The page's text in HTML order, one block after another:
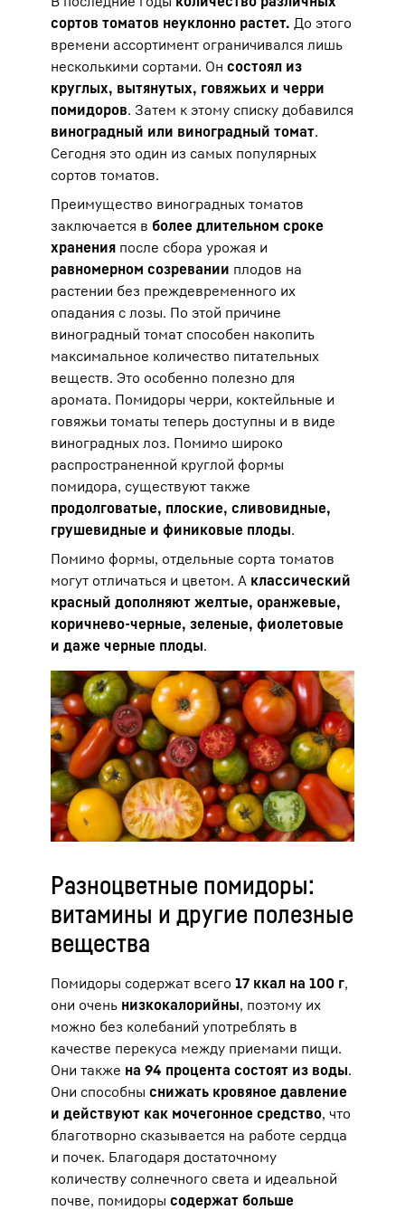
сортов томатов неуклонно растет. До этого
времени ассортимент ограничивался лишь
несколькими сортами. Он состоял из
круглых, вытянутых, говяжьих и черри
помидоров. Затем к этому списку добавился
виноградный или виноградный томат.
Сегодня это один из самых популярных
сортов томатов.
Преимущество виноградных томатов
заключается в более длительном сроке
хранения после сбора урожая и
равномерном созревании плодов на
растении без преждевременного их
опадания с лозы. По этой причине
виноградный томат способен накопить
максимальное количество питательных
веществ. Это особенно полезно для
аромата. Помидоры черри, коктейльные и
говяжьи томаты теперь доступны и в виде
виноградных лоз. Помимо широко
распространенной круглой формы
помидора, существуют также
продолговатые, плоские, сливовидные,
грушевидные и финиковые плоды.
Помимо формы, отдельные сорта томатов
могут отличаться и цветом. А классический
красный дополняют желтые, оранжевые,
коричнево-черные, зеленые, фиолетовые
и даже черные плоды.
Разноцветные помидоры:
витамины и другие полезные
вещества
Помидоры содержат всего 17 ккал на 100 г,
они очень низкокалорийны, поэтому их
можно без колебаний употреблять в
качестве перекуса между приемами пищи.
Они также на 94 процента состоят из воды.
Они способны снижать кровяное давление
и действуют как мочегонное средство, что
благотворно сказывается на работе сердца
и почек. Благодаря достаточному
количеству солнечного света и идеальной
почве, помидоры содержат больше